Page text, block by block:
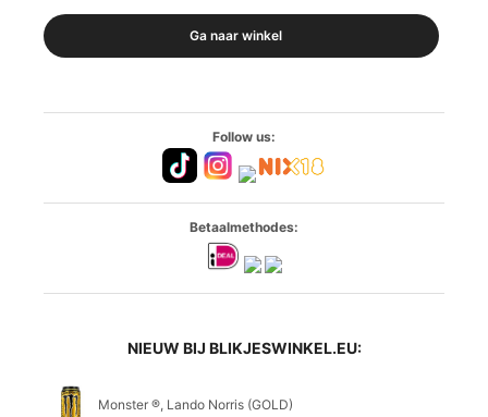
Ga naar winkel
Follow us:
Betaalmethodes:
NIEUW BIJ BLIKJESWINKEL.EU:
Monster ®, Lando Norris (GOLD)